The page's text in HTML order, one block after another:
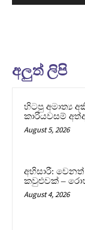
අලුත් ලිපි
හිටපු අමාත්‍ය
කාරියවසම්
August 5, 2026
අභිසාරී:
කවුළුවක් –
August 4, 2026